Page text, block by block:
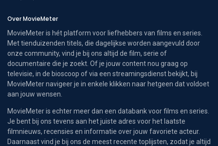
Over MovieMeter
MovieMeter is hét platform voor liefhebbers van films en series.
Met tienduizenden titels, die dagelijkse worden aangevuld door
onze community, vind je bij ons altijd de film, serie of
documentaire die je zoekt. Of je jouw content nou graag op
televisie, in de bioscoop of via een streamingsdienst bekijkt, bij
MovieMeter navigeer je in enkele klikken naar hetgeen dat voldoet
aan jouw wensen.
MovieMeter is echter meer dan een databank voor films en series.
Je bent bij ons tevens aan het juiste adres voor het laatste
filmnieuws, recensies en informatie over jouw favoriete acteur.
Daarnaast vind je bij ons de meest recente toplijsten, zodat je altijd